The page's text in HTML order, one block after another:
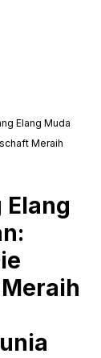
Elang Muda
Meraih
Elang